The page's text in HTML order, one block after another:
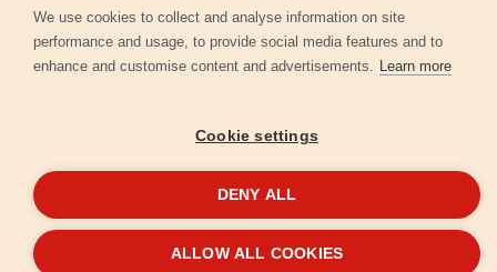
© 2026extol.hu- Minden jog fenntartva
We use cookies to collect and analyse information on site
performance and usage, to provide social media features and to
enhance and customise content and advertisements. Learn more
Cookie settings
DENY ALL
ALLOW ALL COOKIES